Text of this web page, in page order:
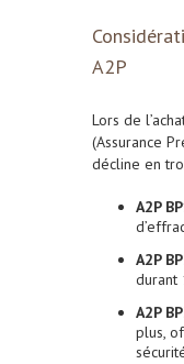
A2P
Lors de
(Assurance
décline en
A2P
A2P
durant
A2P
plus,